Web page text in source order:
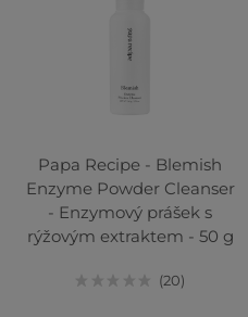
Papa Recipe - Blemish
Enzyme Powder Cleanser
- Enzymový prášek s
rýžovým extraktem - 50 g
20